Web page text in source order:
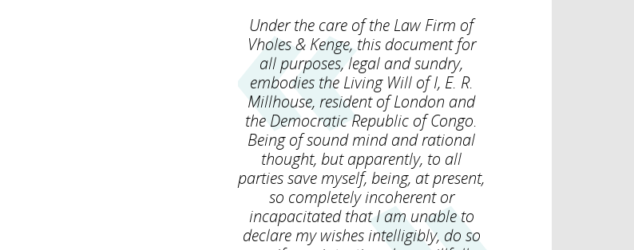
Under the care of the Law Firm of
Vholes & Kenge, this document for
all purposes, legal and sundry,
embodies the Living Will of I, E. R.
Millhouse, resident of London and
the Democratic Republic of Congo.
Being of sound mind and rational
thought, but apparently, to all
parties save myself, being, at present,
so completely incoherent or
incapacitated that I am unable to
declare my wishes intelligibly, do so